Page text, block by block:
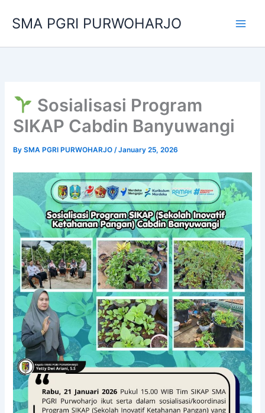
SMA PGRI PURWOHARJO
Sosialisasi Program
SIKAP Cabdin Banyuwangi
BySMA PGRI PURWOHARJO/January 25, 2026